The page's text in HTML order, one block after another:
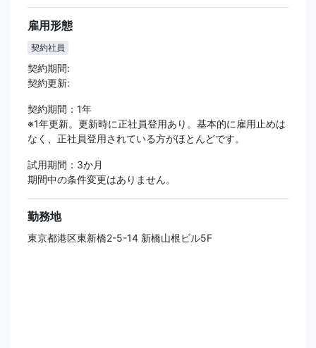
雇用形態
契約社員
契約期間:
契約更新:
契約期間：1年
※1年更新。更新時に正社員登用あり。基本的に雇用止めは
なく、正社員登用されている方がほとんどです。
試用期間：3か月
期間中の条件変更はありません。
勤務地
東京都港区東新橋2-5-14 新橋山根ビル5F